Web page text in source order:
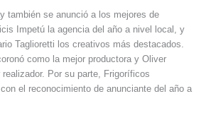
también se anunció a los mejores de
Impetú la agencia del año a nivel local, y
Taglioretti los creativos más destacados.
como la mejor productora y Oliver
Por su parte, Frigoríficos
el reconocimiento de anunciante del año a